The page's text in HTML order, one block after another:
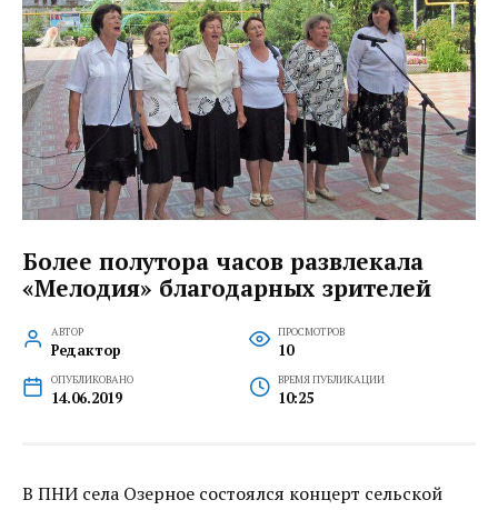
Более полутора часов развлекала
«Мелодия» благодарных зрителей
АВТОР
Редактор
ПРОСМОТРОВ
10
ОПУБЛИКОВАНО
14.06.2019
ВРЕМЯ ПУБЛИКАЦИИ
10:25
В ПНИ села Озерное состоялся концерт сельской